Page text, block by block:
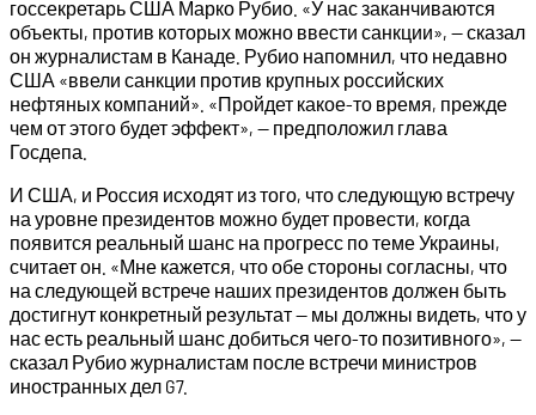
госсекретарь США Марко Рубио. «У нас заканчиваются
объекты, против которых можно ввести санкции», — сказал
он журналистам в Канаде. Рубио напомнил, что недавно
США «ввели санкции против крупных российских
нефтяных компаний». «Пройдет какое-то время, прежде
чем от этого будет эффект», — предположил глава
Госдепа.
И США, и Россия исходят из того, что следующую встречу
на уровне президентов можно будет провести, когда
появится реальный шанс на прогресс по теме Украины,
считает он. «Мне кажется, что обе стороны согласны, что
на следующей встрече наших президентов должен быть
достигнут конкретный результат — мы должны видеть, что у
нас есть реальный шанс добиться чего-то позитивного», —
сказал Рубио журналистам после встречи министров
иностранных дел G7.